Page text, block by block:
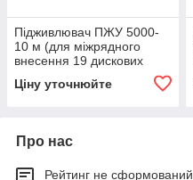
Підживлювач ПЖУ 5000-
10 м (для міжрядного
внесення 19 дискових
Ціну уточнюйте
Про нас
Рейтинг не сформований